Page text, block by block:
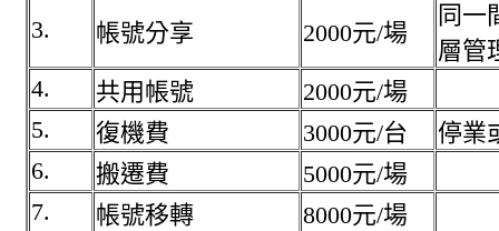
3.
帳號分享 2000元/場
同一
層管
4.
共用帳號
2000元/場
5.
復機費 3000元/台
停業
6.
搬遷費
5000元/場
7.
帳號移轉
8000元/場